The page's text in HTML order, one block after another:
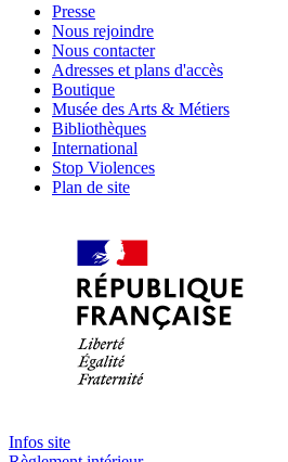
Presse
Nous rejoindre
Nous contacter
Adresses et plans d'accès
Boutique
Musée des Arts & Métiers
Bibliothèques
International
Stop Violences
Plan de site
Infos site